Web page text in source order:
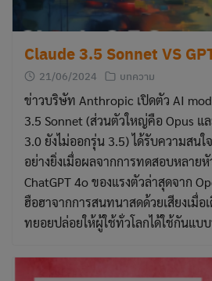
Claude 3.5 Sonnet VS
21/06/2024 บทความ
ข่าวบริษัท Anthropic เปิดตัว AI
3.5 Sonnet (ส่วนตัวใหญ่คือ Opus แ
3.0 ยังไม่ออกรุ่น 3.5) ได้รับความสนใ
อย่างยิ่งเมื่อผลจากการทดสอบหลาย
ChatGPT 4o ของแรงตัวล่าสุดจาก
ฮือฮาจากการสนทนาสดด้วยเสียงเมื่อ
ทยอยปล่อยให้ผู้ใช้ทั่วโลกได้ใช้กันแบ